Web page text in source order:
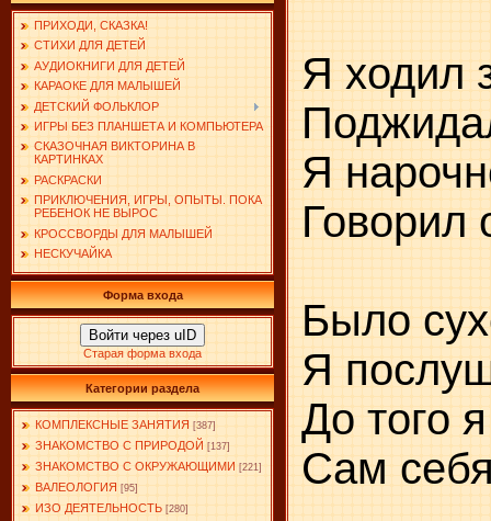
ПРИХОДИ, СКАЗКА!
СТИХИ ДЛЯ ДЕТЕЙ
АУДИОКНИГИ ДЛЯ ДЕТЕЙ
КАРАОКЕ ДЛЯ МАЛЫШЕЙ
ДЕТСКИЙ ФОЛЬКЛОР
ИГРЫ БЕЗ ПЛАНШЕТА И КОМПЬЮТЕРА
СКАЗОЧНАЯ ВИКТОРИНА В
КАРТИНКАХ
РАСКРАСКИ
ПРИКЛЮЧЕНИЯ, ИГРЫ, ОПЫТЫ. ПОКА
РЕБЕНОК НЕ ВЫРОС
КРОССВОРДЫ ДЛЯ МАЛЫШЕЙ
НЕСКУЧАЙКА
Форма входа
Войти через uID
Старая форма входа
Категории раздела
КОМПЛЕКСНЫЕ ЗАНЯТИЯ [387]
ЗНАКОМСТВО С ПРИРОДОЙ [137]
ЗНАКОМСТВО С ОКРУЖАЮЩИМИ [221]
ВАЛЕОЛОГИЯ [95]
ИЗО ДЕЯТЕЛЬНОСТЬ [280]
Я ходил
Я
Говорил
Было
Я
До того
Сам